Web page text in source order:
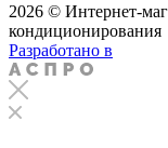
2026 © Интернет-
кондиционирования
Разработано в